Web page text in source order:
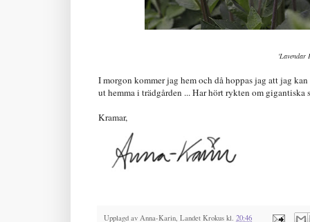
'Lavendar
I morgon kommer jag hem och då hoppas jag att jag
ut hemma i trädgården ... Har hört rykten om
Kramar,
Upplagd av Anna-Karin, Landet Krokus kl. 20:46